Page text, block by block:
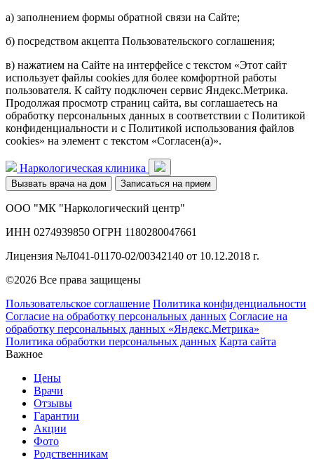
а) заполнением формы обратной связи на Сайте;
б) посредством акцепта Пользовательского соглашения;
в) нажатием на Сайте на интерфейсе с текстом «Этот сайт
использует файлы cookies для более комфортной работы
пользователя. К сайту подключен сервис Яндекс.Метрика.
Продолжая просмотр страниц сайта, вы соглашаетесь на
обработку персональных данных в соответствии с Политикой
конфиденциальности и с Политикой использования файлов
cookies» на элемент с текстом «Согласен(а)».
Наркологическая клиника
Вызвать врача на дом Записаться на прием
ООО "МК "Наркологический центр"
ИНН 0274939850 ОГРН 1180280047661
Лицензия №Л041-01170-02/00342140 от 10.12.2018 г.
©2026 Все права защищены
Пользовательское соглашение Политика конфиденциальности
Согласие на обработку персональных данных Согласие на
обработку персональных данных «Яндекс.Метрика»
Политика обработки персональных данных Карта сайта
Важное
Цены
Врачи
Отзывы
Гарантии
Акции
Фото
Родственникам